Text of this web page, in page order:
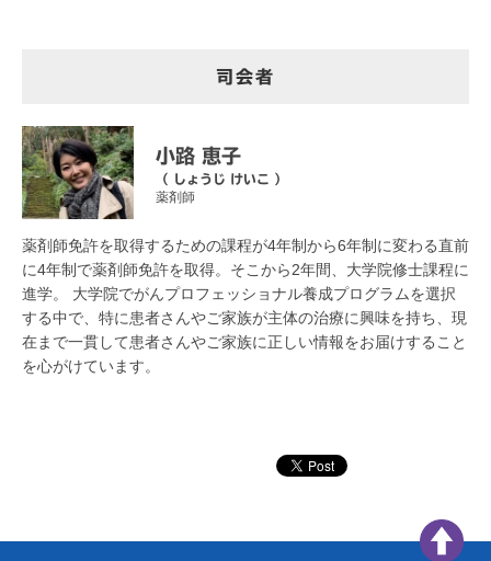
司会者
小路 恵子
（ しょうじ けいこ ）
薬剤師
薬剤師免許を取得するための課程が4年制から6年制に変わる直前
に4年制で薬剤師免許を取得。そこから2年間、大学院修士課程に
進学。 大学院でがんプロフェッショナル養成プログラムを選択
する中で、特に患者さんやご家族が主体の治療に興味を持ち、現
在まで一貫して患者さんやご家族に正しい情報をお届けすること
を心がけています。